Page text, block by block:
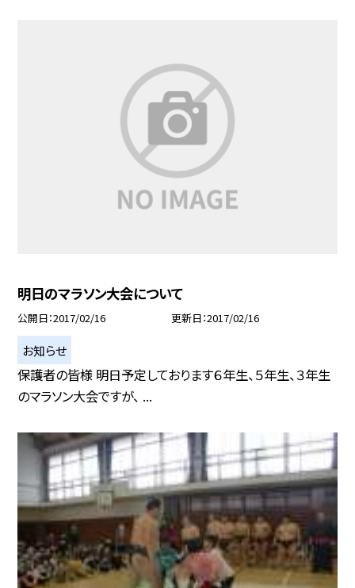
明日のマラソン大会について
公開日 2017/02/16 更新日 2017/02/16
お知らせ
保護者の皆様 明日予定しております６年生、５年生、３年生
のマラソン大会ですが、 ...